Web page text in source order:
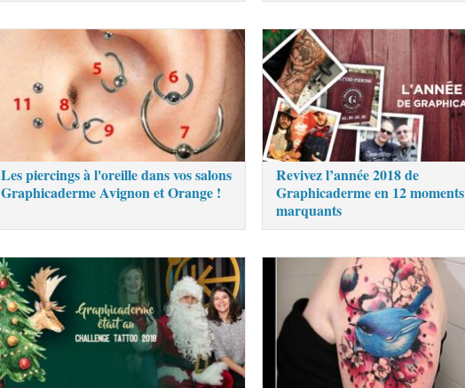
Les piercings à l'oreille dans vos salons
Graphicaderme Avignon et Orange !
Revivez l’année 2018 de
Graphicaderme en 12 moments
marquants